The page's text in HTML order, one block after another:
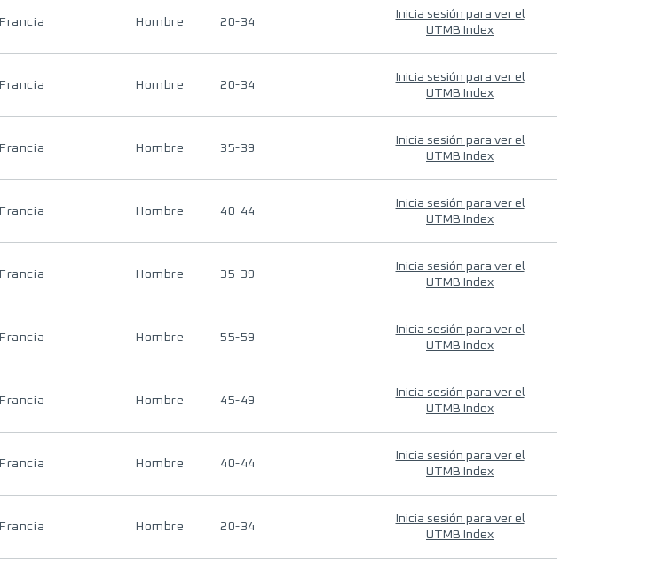
Francia Hombre 20-34
Inicia sesión para ver el
UTMB Index
Francia Hombre 20-34
Inicia sesión para ver el
UTMB Index
Francia Hombre 35-39
Inicia sesión para ver el
UTMB Index
Francia Hombre 40-44
Inicia sesión para ver el
UTMB Index
Francia Hombre 35-39
Inicia sesión para ver el
UTMB Index
Francia Hombre 55-59
Inicia sesión para ver el
UTMB Index
Francia Hombre 45-49
Inicia sesión para ver el
UTMB Index
Francia Hombre 40-44
Inicia sesión para ver el
UTMB Index
Francia Hombre 20-34
Inicia sesión para ver el
UTMB Index